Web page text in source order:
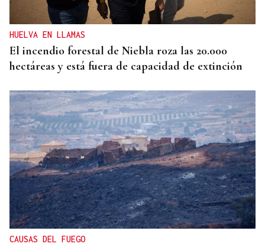
HUELVA EN LLAMAS
El incendio forestal de Niebla roza las 20.000
hectáreas y está fuera de capacidad de extinción
CAUSAS DEL FUEGO